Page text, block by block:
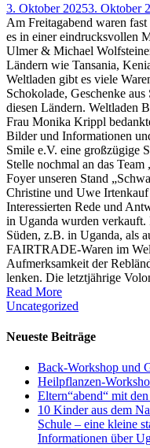
3. Oktober 20253. Oktober
Am Freitagabend waren
es in einer eindrucksvollen
Ulmer & Michael
Ländern wie Tansania,
Weltladen gibt es viele
Schokolade, Geschenke
diesen Ländern. Weltladen
Frau Monika Krippl
Bilder und Informationen
Smile e.V. eine großzügige
Stelle nochmal an das
Foyer unseren Stand
Christine und Uwe Irtenkauf
Interessierten Rede und
in Uganda wurden
Süden, z.B. in Uganda, als
FAIRTRADE-Waren im
Aufmerksamkeit der
lenken. Die letztjährige
Read More
Uncategorized
Neueste Beiträge
Back-Workshop und
Heilpflanzen-
Eltern“abend“ mit
10 Kinder aus dem
Schule – eine kleine
Informationen über